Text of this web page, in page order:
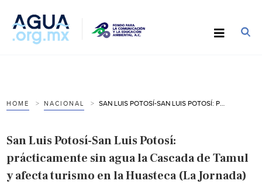
HOME NACIONAL
San Luis Potosí-San Luis Potosí:
prácticamente sin agua la Cascada de Tamul
y afecta turismo en la Huasteca (La Jornada)